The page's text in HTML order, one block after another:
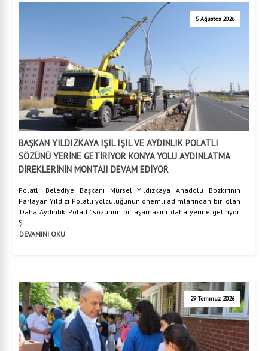
5 Ağustos 2026
BAŞKAN YILDIZKAYA IŞIL IŞIL VE AYDINLIK POLATLI
SÖZÜNÜ YERİNE GETİRİYOR KONYA YOLU AYDINLATMA
DİREKLERİNİN MONTAJI DEVAM EDİYOR
Polatlı Belediye Başkanı Mürsel Yıldızkaya Anadolu Bozkırının
Parlayan Yıldızı Polatlı yolculuğunun önemli adımlarından biri olan
‘Daha Aydınlık Polatlı’ sözünün bir aşamasını daha yerine getiriyor.
Ş...
DEVAMINI OKU
29 Temmuz 2026